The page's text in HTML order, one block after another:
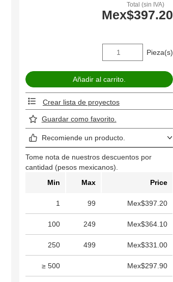
Total (sin IVA)
Mex$397.20
Pieza(s)
Crear lista de proyectos
Guardar como favorito.
Recomiende un producto.
Tome nota de nuestros descuentos por
cantidad (pesos mexicanos).
Min
Max Price
1 99 Mex$397.20
100 249 Mex$364.10
250 499 Mex$331.00
≥ 500 Mex$297.90